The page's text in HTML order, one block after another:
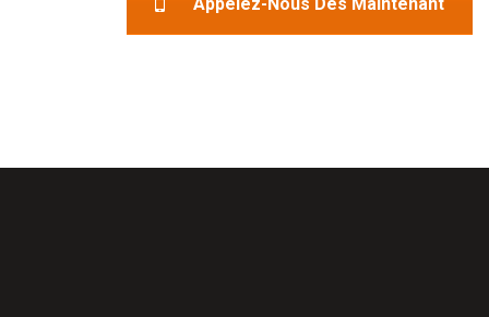
Appelez-Nous Dès Maintenant